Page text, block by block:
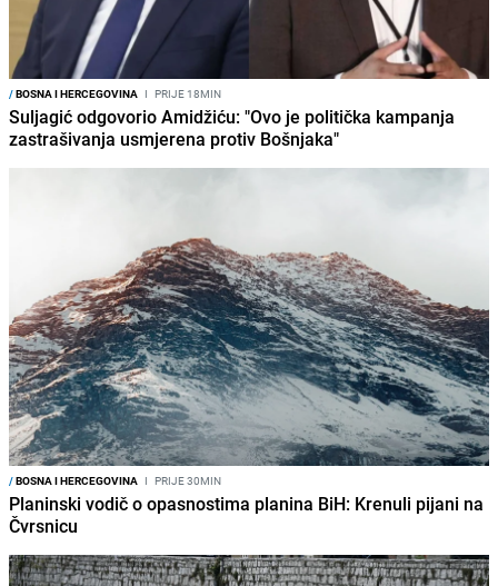
/BOSNA I HERCEGOVINA I PRIJE 18MIN
Suljagić odgovorio Amidžiću: "Ovo je politička kampanja
zastrašivanja usmjerena protiv Bošnjaka"
/BOSNA I HERCEGOVINA I PRIJE 30MIN
Planinski vodič o opasnostima planina BiH: Krenuli pijani na
Čvrsnicu